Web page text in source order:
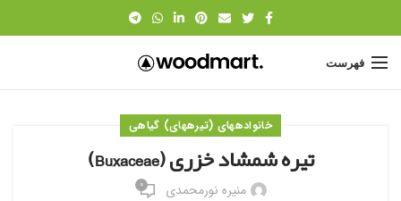
فهرست
خانواده‎های (تیره‎های) گیاهی
تیره شمشاد خزری (Buxaceae)
منیره نورمحمدی ۰